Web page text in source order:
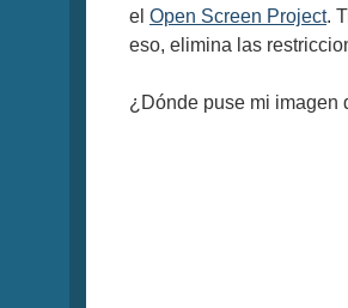
el Open Screen Project.
eso, elimina las
¿Dónde puse mi imagen